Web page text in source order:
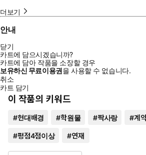
더보기
안내
닫기
카트에 담으시겠습니까?
카트에 담아 작품을 소장할 경우
보유하신 무료이용권을 사용할 수 없습니다.
취소
카트 담기
이 작품의 키워드
#현대배경 #학원물 #짝사랑 #계
#평점4점이상 #연재